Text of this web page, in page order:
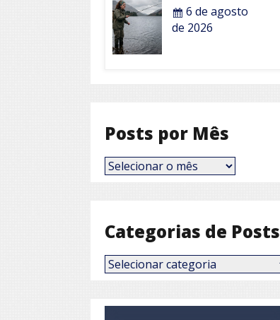
6 de agosto
de 2026
Posts por Mês
Posts
por
Categorias de Posts
Categorias
de